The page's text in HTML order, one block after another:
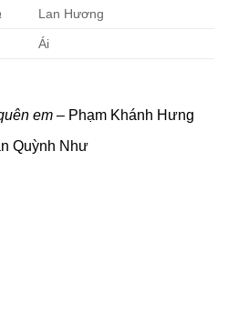
Lan Hương
Ái
em– Phạm Khánh Hưng
Quỳnh Như